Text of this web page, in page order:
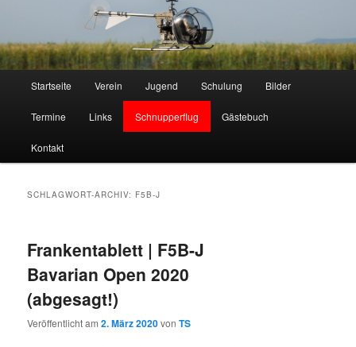
Startseite Verein Jugend Schulung Bilder
Termine Links Schnupperflug Gästebuch
Kontakt
SCHLAGWORT-ARCHIV: F5B-J
Frankentablett | F5B-J
Bavarian Open 2020
(abgesagt!)
Veröffentlicht am2. März 2020vonTS